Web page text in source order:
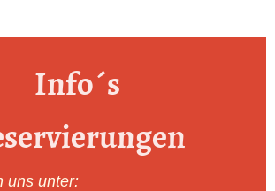
Info´s
uns unter: